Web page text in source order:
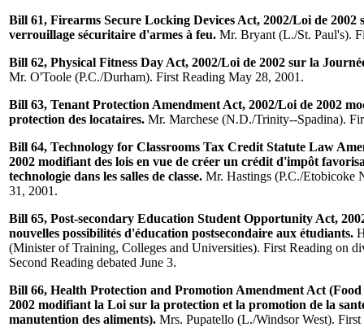
Bill 61, Firearms Secure Locking Devices Act, 2002/Loi de 2002
verrouillage sécuritaire d'armes à feu. Mr. Bryant (L./St. Paul's).
Bill 62, Physical Fitness Day Act, 2002/Loi de 2002 sur la
Mr. O'Toole (P.C./Durham). First Reading May 28, 2001.
Bill 63, Tenant Protection Amendment Act, 2002/Loi de 2002
protection des locataires. Mr. Marchese (N.D./Trinity--Spadina).
Bill 64, Technology for Classrooms Tax Credit Statute Law
2002 modifiant des lois en vue de créer un crédit d'impôt
technologie dans les salles de classe. Mr. Hastings (P.C./Etobicoke
31, 2001.
Bill 65, Post-secondary Education Student Opportunity Act,
nouvelles possibilités d'éducation postsecondaire aux étudiants.
(Minister of Training, Colleges and Universities). First Reading on
Second Reading debated June 3.
Bill 66, Health Protection and Promotion Amendment Act
2002 modifiant la Loi sur la protection et la promotion de la
manutention des aliments). Mrs. Pupatello (L./Windsor West).